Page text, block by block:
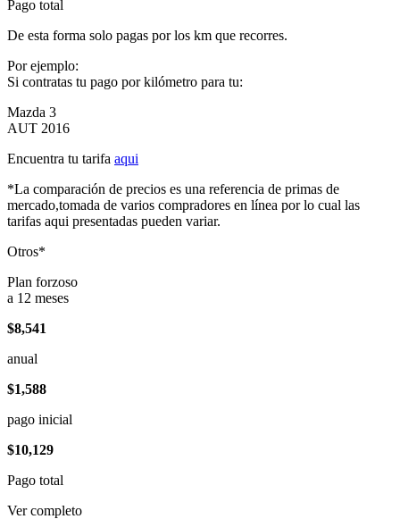
Pago total
De esta forma solo pagas por los km que recorres.
Por ejemplo:
Si contratas tu pago por kilómetro para tu:
Mazda 3
AUT 2016
Encuentra tu tarifa aqui
*La comparación de precios es una referencia de primas de
mercado,tomada de varios compradores en línea por lo cual las
tarifas aqui presentadas pueden variar.
Otros*
Plan forzoso
a 12 meses
$8,541
anual
$1,588
pago inicial
$10,129
Pago total
Ver completo